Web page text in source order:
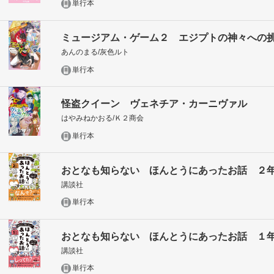
単行本
ミュージアム・ゲーム２ エジプトの神々への
あんのまる/灰色ルト
単行本
怪盗クイーン ヴェネチア・カーニヴァル
はやみねかおる/Ｋ２商会
単行本
おとなも知らない ほんとうにあったお話 ２
講談社
単行本
おとなも知らない ほんとうにあったお話 １
講談社
単行本